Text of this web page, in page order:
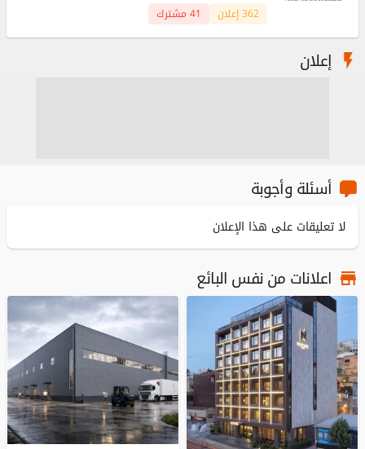
362 إعلان 41 مشترك
إعلان
أسئلة وأجوبة
لا تعليقات على هذا الإعلان
اعلانات من نفس البائع